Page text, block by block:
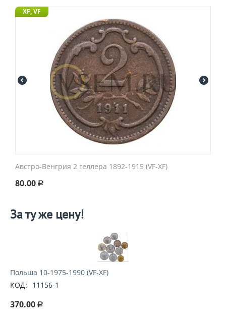
XF, VF
Австро-Венгрия 2 геллера 1892-1915 (VF-XF)
80.00 Р
За ту же цену!
Польша 10-1975-1990 (VF-XF)
КОД:
11156-1
370.00 Р